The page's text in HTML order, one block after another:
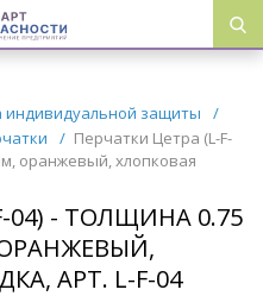
индивидуальной защиты
/
/ Перчатки Цетра (L-F-
оранжевый, хлопковая
04) - ТОЛЩИНА 0.75
АРТ. L-F-04